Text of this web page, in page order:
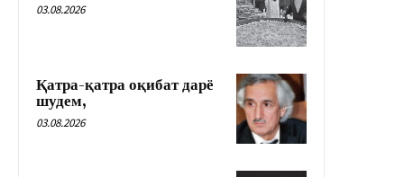
03.08.2026
Қатра-қатра оқибат дарё
шудем,
03.08.2026